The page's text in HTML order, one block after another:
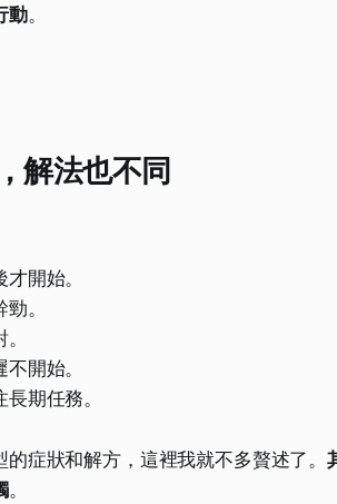
動。
解法也不同
開始。
。
開始。
期任務。
症狀和解方，這裡我就不多贅述了。
。